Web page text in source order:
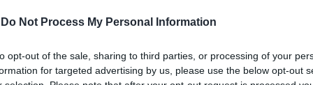
Do Not Process My Personal Information
opt-out of the sale, sharing to third parties, or processing of your
for targeted advertising by us, please use the below opt-out
Συνεδρίαση Λογοδοσίας του δημοτικού συμβουλίου,